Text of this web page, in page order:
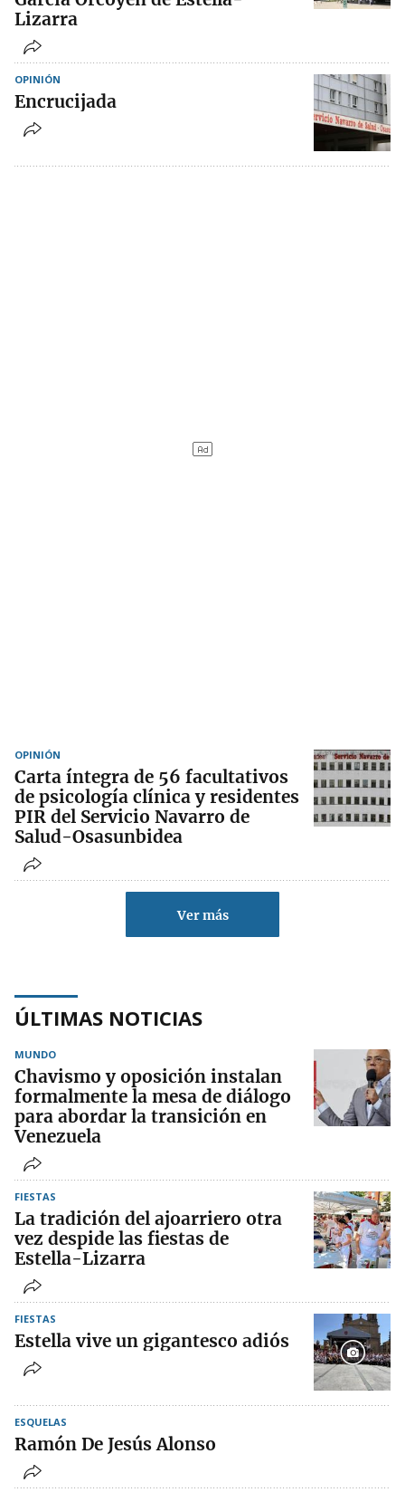
Lizarra
OPINIÓN
Encrucijada
OPINIÓN
Carta íntegra de 56 facultativos
de psicología clínica y residentes
PIR del Servicio Navarro de
Salud-Osasunbidea
Ver más
ÚLTIMAS NOTICIAS
MUNDO
Chavismo y oposición instalan
formalmente la mesa de diálogo
para abordar la transición en
Venezuela
FIESTAS
La tradición del ajoarriero otra
vez despide las fiestas de
Estella-Lizarra
FIESTAS
Estella vive un gigantesco adiós
ESQUELAS
Ramón De Jesús Alonso